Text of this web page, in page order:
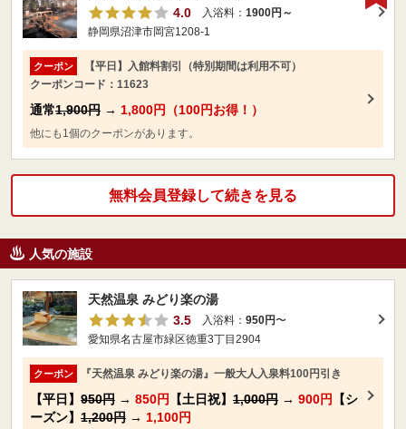
4.0
入浴料： 1900円～
静岡県沼津市岡宮1208-1
クーポン
【平日】入館料割引（特別期間は利用不可）
クーポンコード：11623
通常1,900円 → 1,800円（100円お得！）
他にも1個のクーポンがあります。
無料会員登録して続きを見る
人気の施設
天然温泉 みどり楽の湯
3.5
入浴料： 950円〜
愛知県名古屋市緑区徳重3丁目2904
クーポン 『天然温泉 みどり楽の湯』一般大人入泉料100円引き
【平日】 950円 → 850円 【土日祝】 1,000円 → 900円
【シ
ーズン】 1,200円 → 1,100円